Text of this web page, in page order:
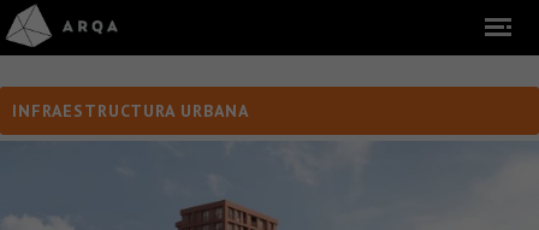
INFRAESTRUCTURA URBANA